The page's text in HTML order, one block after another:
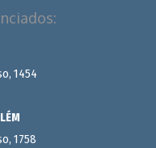
1454
1758